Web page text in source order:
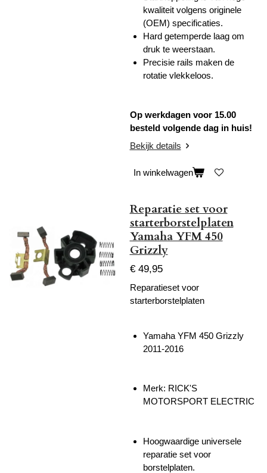
kwaliteit volgens originele
(OEM) specificaties.
Hard getemperde laag om
druk te weerstaan.
Precisie rails maken de
rotatie vlekkeloos.
Op werkdagen voor 15.00
besteld volgende dag in huis!
Bekijk details
In winkelwagen
Reparatie set voor
starterborstelplaten
Yamaha YFM 450
Grizzly
€ 49,95
Reparatieset voor
starterborstelplaten
Yamaha YFM 450 Grizzly
2011-2016
Merk: RICK'S
MOTORSPORT ELECTRIC
Hoogwaardige universele
reparatie set voor
borstelplaten.